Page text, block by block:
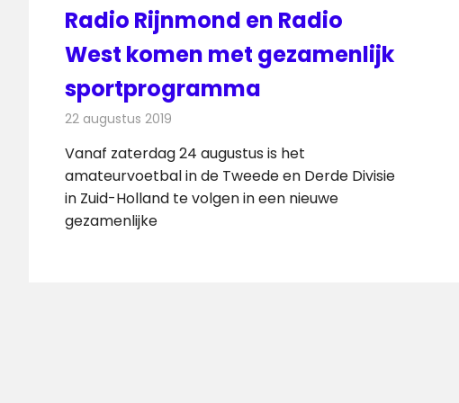
Radio Rijnmond en Radio
West komen met gezamenlijk
sportprogramma
22 augustus 2019
Vanaf zaterdag 24 augustus is het
amateurvoetbal in de Tweede en Derde Divisie
in Zuid-Holland te volgen in een nieuwe
gezamenlijke